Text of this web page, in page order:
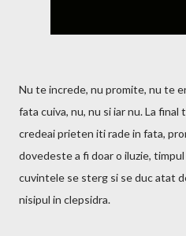
Nu te increde, nu promite, nu te
fata cuiva, nu, nu si iar nu. La
credeai prieten iti rade in fata,
dovedeste a fi doar o iluzie,
cuvintele se sterg si se duc atat
nisipul in clepsidra.